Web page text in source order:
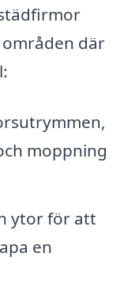
där
moppning
ytor för att
en